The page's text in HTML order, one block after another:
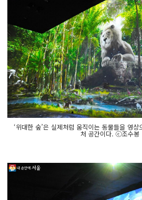
‘위대한 숲’은 실제처럼 움직이는 동물들을 영
처 공간이다. ⓒ조수봉